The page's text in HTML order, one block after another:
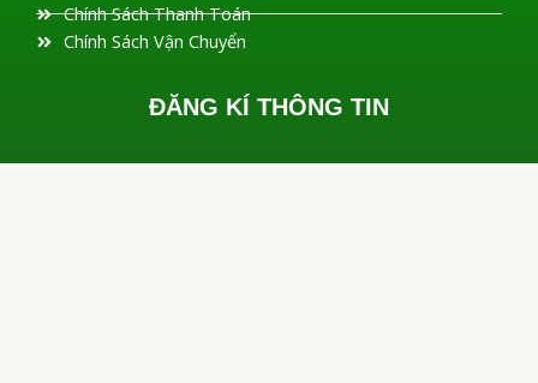
Chính Sách Thanh Toán
Chính Sách Vận Chuyển
ĐĂNG KÍ THÔNG TIN